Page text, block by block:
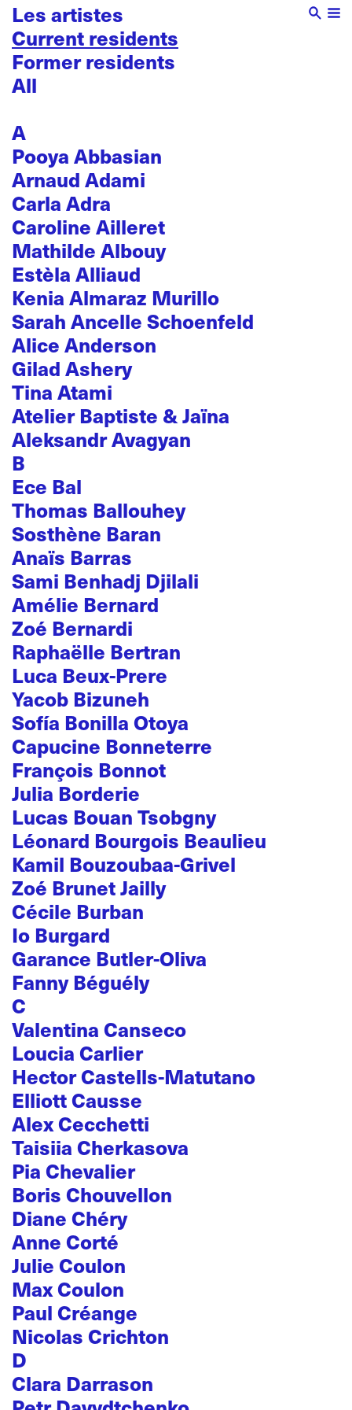
Les artistes
Current residents
Former residents
All
A
Pooya Abbasian
Arnaud Adami
Carla Adra
Caroline Ailleret
Mathilde Albouy
Estèla Alliaud
Kenia Almaraz Murillo
Sarah Ancelle Schoenfeld
Alice Anderson
Gilad Ashery
Tina Atami
Atelier Baptiste & Jaïna
Aleksandr Avagyan
B
Ece Bal
Thomas Ballouhey
Sosthène Baran
Anaïs Barras
Sami Benhadj Djilali
Amélie Bernard
Zoé Bernardi
Raphaëlle Bertran
Luca Beux-Prere
Yacob Bizuneh
Sofía Bonilla Otoya
Capucine Bonneterre
François Bonnot
Julia Borderie
Lucas Bouan Tsobgny
Léonard Bourgois Beaulieu
Kamil Bouzoubaa-Grivel
Zoé Brunet Jailly
Cécile Burban
Io Burgard
Garance Butler-Oliva
Fanny Béguély
C
Valentina Canseco
Loucia Carlier
Hector Castells-Matutano
Elliott Causse
Alex Cecchetti
Taisiia Cherkasova
Pia Chevalier
Boris Chouvellon
Diane Chéry
Anne Corté
Julie Coulon
Max Coulon
Paul Créange
Nicolas Crichton
D
Clara Darrason